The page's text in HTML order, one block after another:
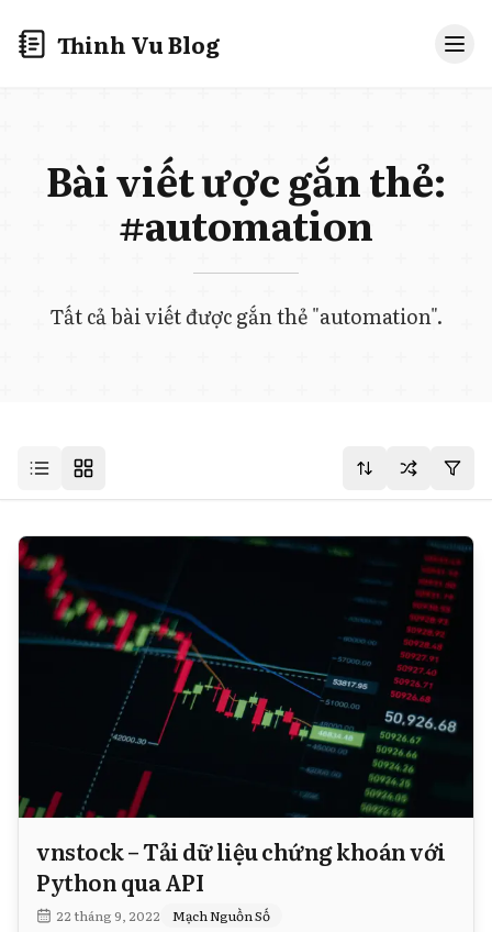
Thinh Vu Blog
Bài viết được gắn thẻ:
#automation
Tất cả bài viết được gắn thẻ "automation".
vnstock – Tải dữ liệu chứng khoán với
Python qua API
22 tháng 9, 2022 Mạch Nguồn Số